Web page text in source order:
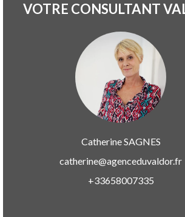
VOTRE CONSULTANT
CatherineSAGNES
catherine@agenceduvaldor.fr
+33658007335